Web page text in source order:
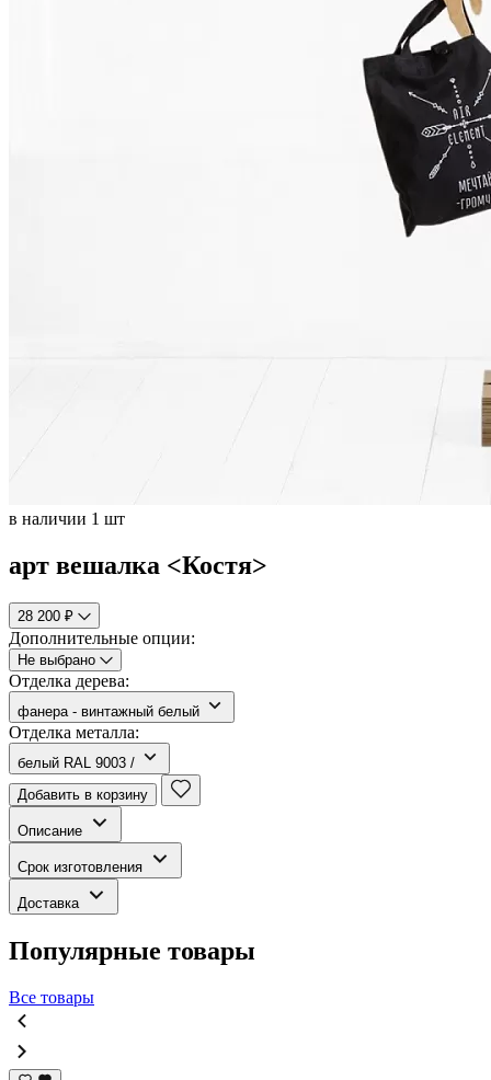
в наличии 1 шт
арт вешалка <Костя>
28 200 ₽
Дополнительные опции:
Не выбрано
Отделка дерева:
фанера - винтажный белый
Отделка металла:
белый RAL 9003 /
Добавить в корзину
Описание
Срок изготовления
Доставка
Популярные товары
Все товары